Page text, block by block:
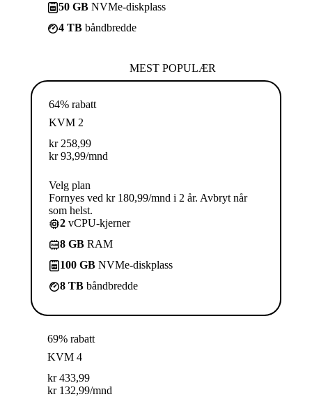
50 GB NVMe-diskplass
4 TB båndbredde
MEST POPULÆR
64% rabatt
KVM 2
kr 258,99
kr 93,99/mnd
Velg plan
Fornyes ved kr 180,99/mnd i 2 år. Avbryt når
som helst.
2 vCPU-kjerner
8 GB RAM
100 GB NVMe-diskplass
8 TB båndbredde
69% rabatt
KVM 4
kr 433,99
kr 132,99/mnd